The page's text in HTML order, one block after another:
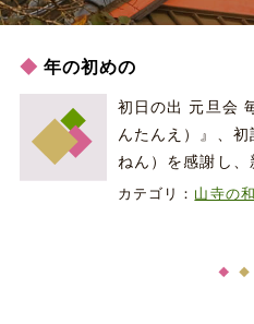
年の初めの
初日の出 元旦会
んたんえ）』、
ねん）を感謝し
カテゴリ： 山寺の